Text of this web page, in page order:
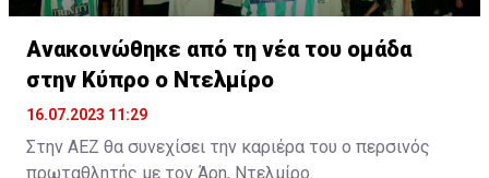
Ανακοινώθηκε από τη νέα του ομάδα
στην Κύπρο ο Ντελμίρο
16.07.2023 11:29
Στην ΑΕΖ θα συνεχίσει την καριέρα του ο περσινός
πρωταθλητής με τον Άρη, Ντελμίρο.